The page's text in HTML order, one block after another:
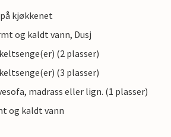
kjøkkenet
og kaldt vann, Dusj
(2 plasser)
(3 plasser)
madrass eller lign. (1 plasser)
og kaldt vann